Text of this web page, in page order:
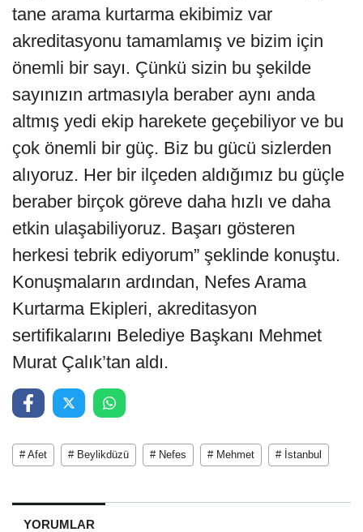
tane arama kurtarma ekibimiz var
akreditasyonu tamamlamış ve bizim için
önemli bir sayı. Çünkü sizin bu şekilde
sayınızın artmasıyla beraber aynı anda
altmış yedi ekip harekete geçebiliyor ve bu
çok önemli bir güç. Biz bu gücü sizlerden
alıyoruz. Her bir ilçeden aldığımız bu güçle
beraber birçok göreve daha hızlı ve daha
etkin ulaşabiliyoruz. Başarı gösteren
herkesi tebrik ediyorum” şeklinde konuştu.
Konuşmaların ardından, Nefes Arama
Kurtarma Ekipleri, akreditasyon
sertifikalarını Belediye Başkanı Mehmet
Murat Çalık’tan aldı.
# Afet # Beylikdüzü # Nefes # Mehmet # İstanbul
YORUMLAR